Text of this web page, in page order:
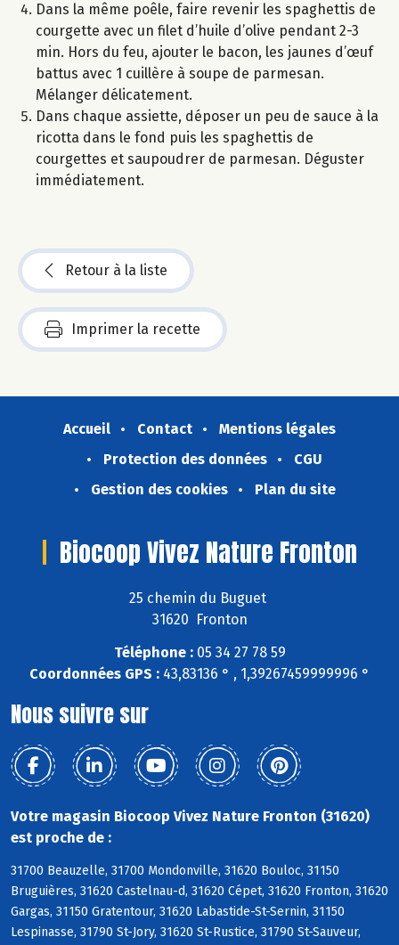
Dans la même poêle, faire revenir les spaghettis de
courgette avec un filet d’huile d’olive pendant 2-3
min. Hors du feu, ajouter le bacon, les jaunes d’œuf
battus avec 1 cuillère à soupe de parmesan.
Mélanger délicatement.
Dans chaque assiette, déposer un peu de sauce à la
ricotta dans le fond puis les spaghettis de
courgettes et saupoudrer de parmesan. Déguster
immédiatement.
Retour à la liste
Imprimer la recette
Accueil Contact
Mentions légales
Protection des données
CGU
Gestion des cookies
Plan du site
Biocoop Vivez Nature Fronton
25 chemin du Buguet
31620 Fronton
Téléphone :05 34 27 78 59
Coordonnées GPS : 43,83136 ° , 1,39267459999996 °
Nous suivre sur
Votre magasin Biocoop Vivez Nature Fronton (31620)
est proche de :
31700 Beauzelle, 31700 Mondonville, 31620 Bouloc, 31150
Bruguières, 31620 Castelnau-d, 31620 Cépet, 31620 Fronton, 31620
Gargas, 31150 Gratentour, 31620 Labastide-St-Sernin, 31150
Lespinasse, 31790 St-Jory, 31620 St-Rustice, 31790 St-Sauveur,